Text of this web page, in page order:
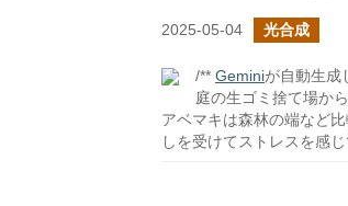
2025-05-04 光合成
/** Geminiが自動生成
庭の生ゴミ捨て場か
アベマキは森林の端など
しを受けてストレスを感